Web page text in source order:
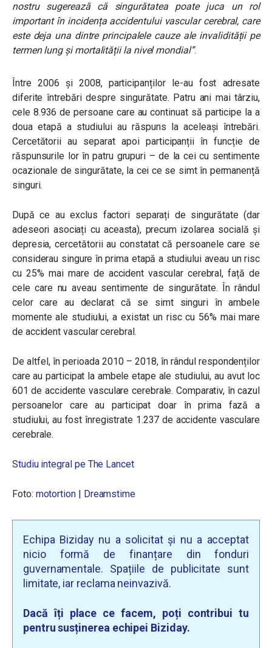
nostru sugerează că singurătatea poate juca un rol
important în incidența accidentului vascular cerebral, care
este deja una dintre principalele cauze ale invalidității pe
termen lung și mortalității la nivel mondial”.
Între 2006 și 2008, participanților le-au fost adresate
diferite întrebări despre singurătate. Patru ani mai târziu,
cele 8.936 de persoane care au continuat să participe la a
doua etapă a studiului au răspuns la aceleași întrebări.
Cercetătorii au separat apoi participanții în funcție de
răspunsurile lor în patru grupuri – de la cei cu sentimente
ocazionale de singurătate, la cei ce se simt în permanență
singuri.
După ce au exclus factori separați de singurătate (dar
adeseori asociați cu aceasta), precum izolarea socială și
depresia, cercetătorii au constatat că persoanele care se
considerau singure în prima etapă a studiului aveau un risc
cu 25% mai mare de accident vascular cerebral, față de
cele care nu aveau sentimente de singurătate. În rândul
celor care au declarat că se simt singuri în ambele
momente ale studiului, a existat un risc cu 56% mai mare
de accident vascular cerebral.
De altfel, în perioada 2010 – 2018, în rândul respondenților
care au participat la ambele etape ale studiului, au avut loc
601 de accidente vasculare cerebrale. Comparativ, în cazul
persoanelor care au participat doar în prima fază a
studiului, au fost înregistrate 1.237 de accidente vasculare
cerebrale.
Studiu integral pe The Lancet
Foto: motortion | Dreamstime
Echipa Biziday nu a solicitat și nu a acceptat
nicio formă de finanțare din fonduri
guvernamentale. Spațiile de publicitate sunt
limitate, iar reclama neinvazivă.
Dacă îți place ce facem, poți contribui tu
pentru susținerea echipei Biziday.